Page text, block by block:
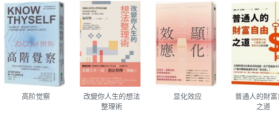
高阶觉察
改變你人生的想法
整理術
显化效应
普通人的財富
之道